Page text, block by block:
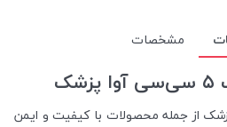
مشخصات
آواپزشک از جمله محصولات با کیفیت و ایمن